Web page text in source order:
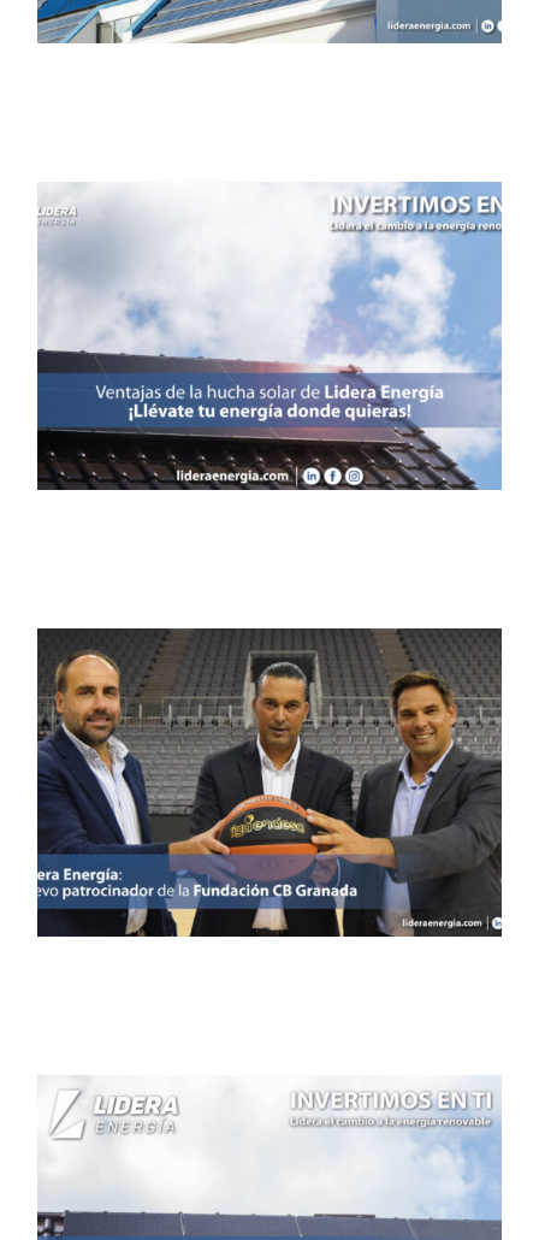
Ventajas de la hucha solar
de Lidera Energía ¡Llévate
tu energía donde quieras!
Noticias
La Fundación CB Granada
y Greening Group unen
fuerzas
Noticias Prensa
Curiosidades sobre la